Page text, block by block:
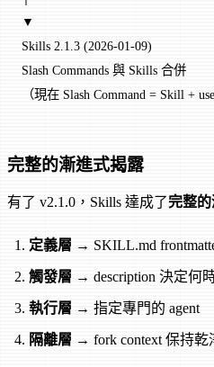
▼
Skills 2.1.3 (2026-01-09)
Slash Commands 與 Skills 合併
（現在 Slash Command = Skill +
完整的漸進式揭露
有了 v2.1.0，Skills 達成了完整
定義層 → SKILL.md
觸發層 → description 決定何
執行層 → 指定專門的 agent
隔離層 → fork context 保持乾